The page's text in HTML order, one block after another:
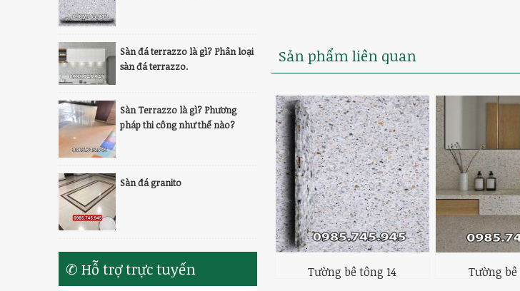
Sàn đá terrazzo là gì? Phân loại
sàn đá terrazzo.
Sàn Terrazzo là gì? Phương
pháp thi công như thế nào?
Sàn đá granito
✆ Hỗ trợ trực tuyến
Sản phẩm liên quan
Tường bê tông 14 Tường bê